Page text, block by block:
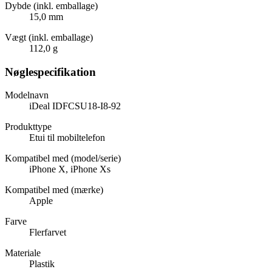
Dybde (inkl. emballage)
15,0 mm
Vægt (inkl. emballage)
112,0 g
Nøglespecifikation
Modelnavn
iDeal IDFCSU18-I8-92
Produkttype
Etui til mobiltelefon
Kompatibel med (model/serie)
iPhone X, iPhone Xs
Kompatibel med (mærke)
Apple
Farve
Flerfarvet
Materiale
Plastik